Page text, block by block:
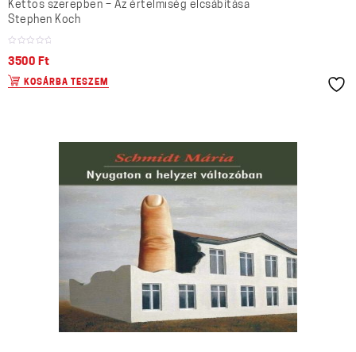
Kettős szerepben – Az értelmiség elcsábítása
Stephen Koch
3500 Ft
KOSÁRBA TESZEM